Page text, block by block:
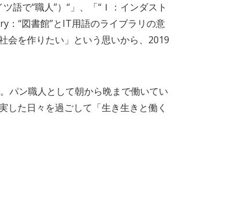
語で“職人”）“」、「“Ｉ：インダスト
：“図書館”とIT用語のライブラリの意
会を作りたい」という思いから、2019
パン職人として朝から晩まで働いてい
した日々を過ごして「生き生きと働く